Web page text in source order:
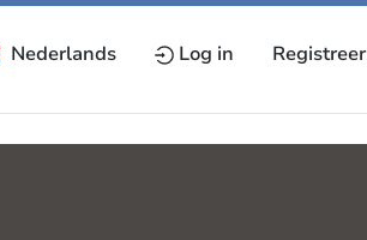
Nederlands Log in Registreer